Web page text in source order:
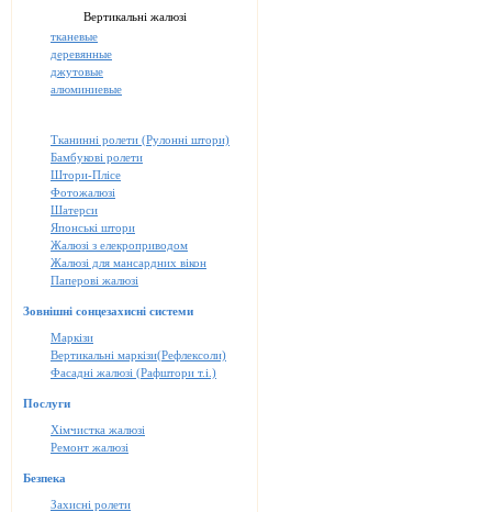
Вертикальні жалюзі
тканевые
деревянные
джутовые
алюминиевые
Тканинні ролети (Рулонні штори)
Бамбукові ролети
Штори-Плісе
Фотожалюзі
Шатерси
Японські штори
Жалюзі з елекроприводом
Жалюзі для мансардних вікон
Паперові жалюзі
Зовнішні сонцезахисні системи
Маркізи
Вертикальні маркізи(Рефлексоли)
Фасадні жалюзі (Рафштори т.і.)
Послуги
Хімчистка жалюзі
Ремонт жалюзі
Безпека
Захисні ролети